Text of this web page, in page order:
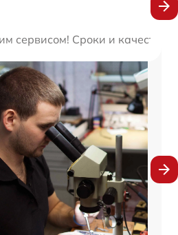
сервисом! Сроки и качество